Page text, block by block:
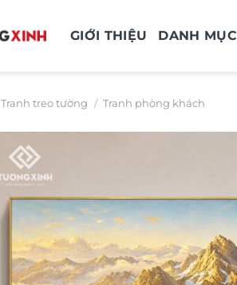
GIỚI THIỆU DANH MỤC
Tranh treo tường / Tranh phòng khách